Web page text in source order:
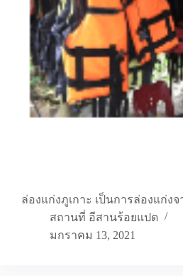
ล่องแก่งภูเกาะ เป็นการล่องแก่ง
สถานที่ อีสานร้อยแปด
มกราคม 13, 2021